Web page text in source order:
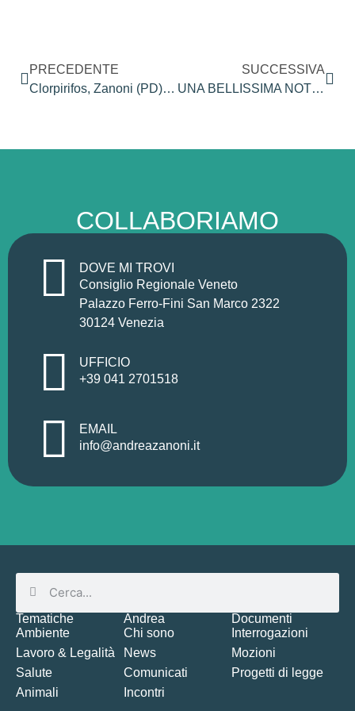
PRECEDENTE
Clorpirifos, Zanoni (PD): “Vinta la battaglia: la Regione lo voleva utilizzare per i vigneti del Prosecco, il Ministero della salute non lo ha autorizzato”.
SUCCESSIVA
UNA BELLISSIMA NOTIZIA! VINTA LA BATTAGLIA CONTRO IL PESTICIDA CLORPIRIFOS CHE COLPISCE IL CERVELLO DEI NASCITURI E UCCIDE LE API: IL MINISTERO NON LO AUTORIZZA!
COLLABORIAMO
DOVE MI TROVI
Consiglio Regionale Veneto
Palazzo Ferro-Fini San Marco 2322
30124 Venezia
UFFICIO
+39 041 2701518
EMAIL
info@andreazanoni.it
Tematiche
Ambiente
Lavoro & Legalità
Salute
Animali
Andrea
Chi sono
News
Comunicati
Incontri
Documenti
Interrogazioni
Mozioni
Progetti di legge